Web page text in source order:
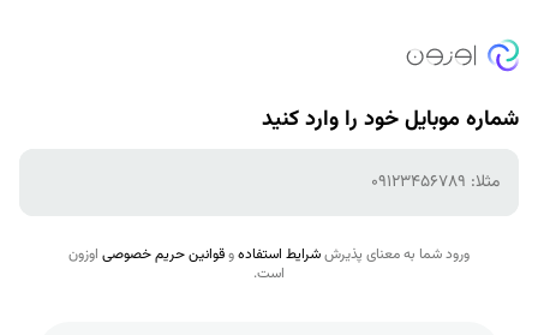
شماره موبایل خود را وارد کنید
مثلا: ۰۹۱۲۳۴۵۶۷۸۹
ورود شما به معنای پذیرششرایط استفادهوقوانین حریم خصوصی اوزون
است.